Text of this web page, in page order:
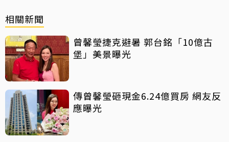
相關新聞
曾馨瑩捷克避暑 郭台銘「10億古
堡」美景曝光
傳曾馨瑩砸現金6.24億買房 網友反
應曝光